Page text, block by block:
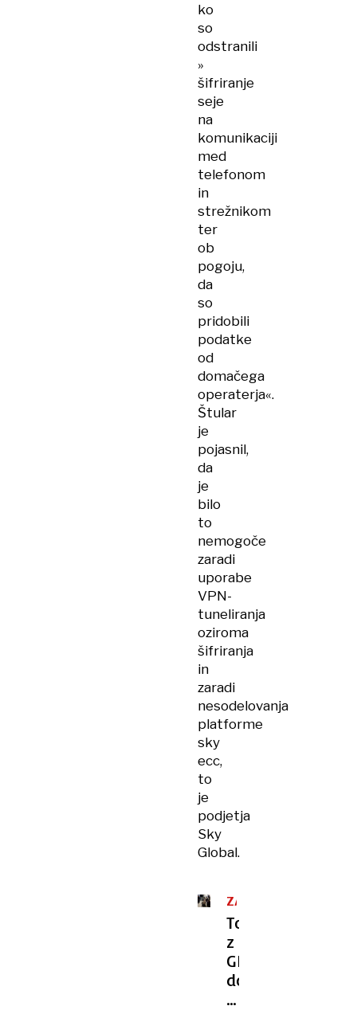
ko
so
odstranili
»​
šifriranje
seje
na
komunikaciji
med
telefonom
in
strežnikom
ter
ob
pogoju,
da
so
pridobili
podatke
od
domačega
operaterja«.
Štular
je
pojasnil,
da
je
bilo
to
nemogoče
zaradi
uporabe
VPN-
tuneliranja
oziroma
šifriranja
in
zaradi
nesodelovanja
platforme
sky
ecc,
to
je
podjetja
Sky
Global.
ZADEVA
BOŽIĆ
Tožilstvo
z
GPS
dokazuje
gibanje